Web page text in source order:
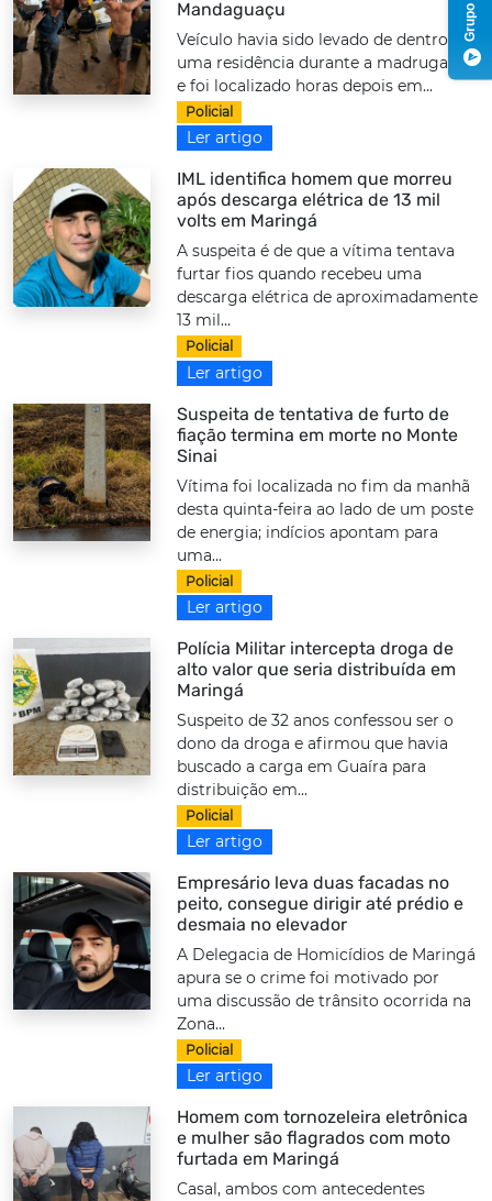
Mandaguaçu
Veículo havia sido levado de dentro de
uma residência durante a madrugada
e foi localizado horas depois em...
Policial
Ler artigo
IML identifica homem que morreu
após descarga elétrica de 13 mil
volts em Maringá
A suspeita é de que a vítima tentava
furtar fios quando recebeu uma
descarga elétrica de aproximadamente
13 mil...
Policial
Ler artigo
Suspeita de tentativa de furto de
fiação termina em morte no Monte
Sinai
Vítima foi localizada no fim da manhã
desta quinta-feira ao lado de um poste
de energia; indícios apontam para
uma...
Policial
Ler artigo
Polícia Militar intercepta droga de
alto valor que seria distribuída em
Maringá
Suspeito de 32 anos confessou ser o
dono da droga e afirmou que havia
buscado a carga em Guaíra para
distribuição em...
Policial
Ler artigo
Empresário leva duas facadas no
peito, consegue dirigir até prédio e
desmaia no elevador
A Delegacia de Homicídios de Maringá
apura se o crime foi motivado por
uma discussão de trânsito ocorrida na
Zona...
Policial
Ler artigo
Homem com tornozeleira eletrônica
e mulher são flagrados com moto
furtada em Maringá
Casal, ambos com antecedentes